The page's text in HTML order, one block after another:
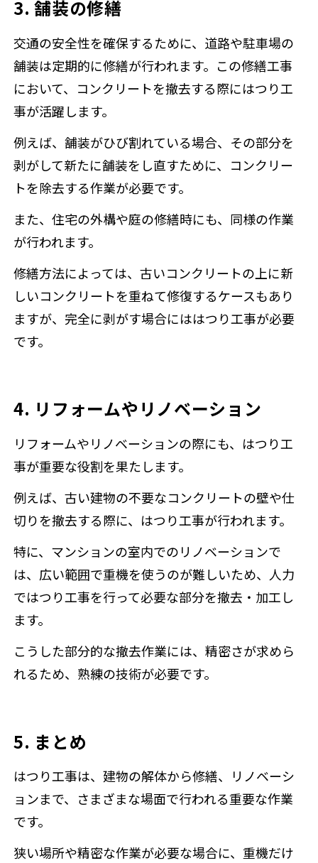
3. 舗装の修繕
交通の安全性を確保するために、道路や駐車場の
舗装は定期的に修繕が行われます。この修繕工事
において、コンクリートを撤去する際にはつり工
事が活躍します。
例えば、舗装がひび割れている場合、その部分を
剥がして新たに舗装をし直すために、コンクリー
トを除去する作業が必要です。
また、住宅の外構や庭の修繕時にも、同様の作業
が行われます。
修繕方法によっては、古いコンクリートの上に新
しいコンクリートを重ねて修復するケースもあり
ますが、完全に剥がす場合にははつり工事が必要
です。
4. リフォームやリノベーション
リフォームやリノベーションの際にも、はつり工
事が重要な役割を果たします。
例えば、古い建物の不要なコンクリートの壁や仕
切りを撤去する際に、はつり工事が行われます。
特に、マンションの室内でのリノベーションで
は、広い範囲で重機を使うのが難しいため、人力
ではつり工事を行って必要な部分を撤去・加工し
ます。
こうした部分的な撤去作業には、精密さが求めら
れるため、熟練の技術が必要です。
5. まとめ
はつり工事は、建物の解体から修繕、リノベーシ
ョンまで、さまざまな場面で行われる重要な作業
です。
狭い場所や精密な作業が必要な場合に、重機だけ